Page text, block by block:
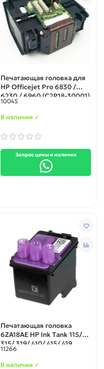
Печатающая головка для
HP Officejet Pro 6830 /
6230 / 6960 (C2P18-30001)
10045
В наличии ✓
Запрос цены и наличия
Печатающая головка
6ZA18AE HP Ink Tank 115/
315/ 319/ 410/ 415/ 419
11266
В наличии ✓